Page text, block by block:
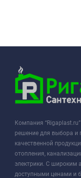
Компания
решение для выбора и
качественной
отопления,
электрики. С широким
доступными ценами и